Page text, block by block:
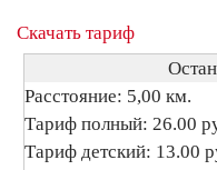
Скачать тариф
Расстояние: 5,00 км.
Тариф полный: 26.00
Тариф детский: 13.00